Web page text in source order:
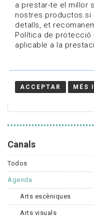
Convocatòries,
Canals
Todos
Agenda
Arts escèniques
Arts visuals
a prestar-te el millor
nostres productos.si
detalls, et
Política de protecció
aplicable a la
ACCEPTAR MÉS